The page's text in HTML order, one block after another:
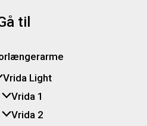
til
Vrida Light
Vrida 1
Vrida 2